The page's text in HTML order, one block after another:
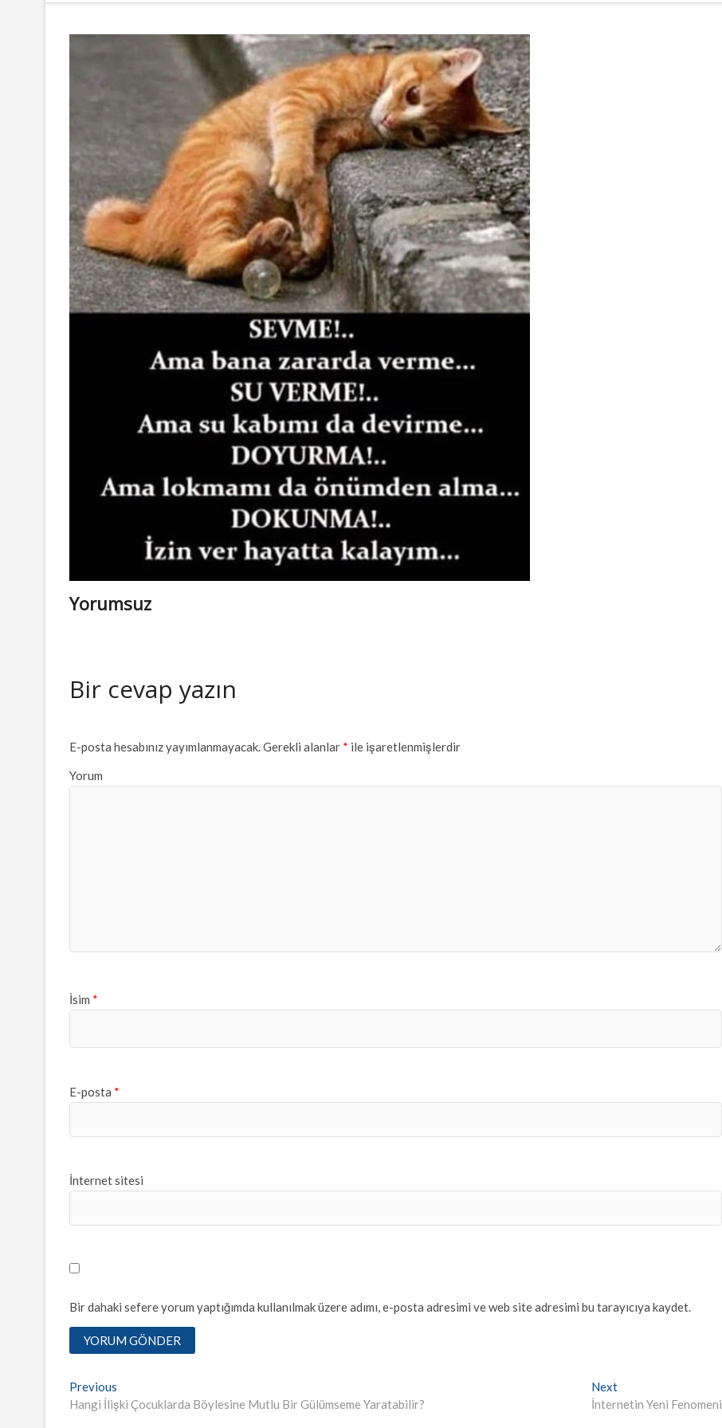
Yorumsuz
Bir cevap yazın
E-posta hesabınız yayımlanmayacak.Gerekli alanlar * ile işaretlenmişlerdir
Yorum
İsim *
E-posta *
İnternet sitesi
Bir dahaki sefere yorum yaptığımda kullanılmak üzere adımı, e-posta adresimi ve web site adresimi bu tarayıcıya kaydet.
Yazı
dolaşımı
Previous
post:
Hangi İlişki Çocuklarda Böylesine Mutlu Bir Gülümseme Yaratabilir?
NextNext
post:
İnternetin Yeni Fenomeni